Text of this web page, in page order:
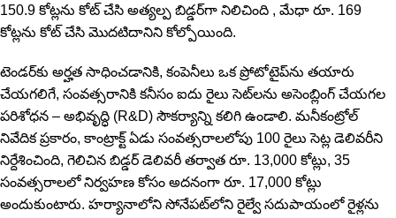
150.9 కోట్లను కోట్ చేసి అత్యల్ప బిడ్డర్‌గా నిలిచింది , మేధా రూ. 169
కోట్లను కోట్ చేసి మొదటిదానిని కోల్పోయింది.
టెండర్‌కు అర్హత సాధించడానికి, కంపెనీలు ఒక ప్రోటోటైప్‌ను తయారు
చేయగలిగే, సంవత్సరానికి కనీసం ఐదు రైలు సెట్‌లను అసెంబ్లింగ్ చేయగల
పరిశోధన – అభివృద్ధి (R&D) సౌకర్యాన్ని కలిగి ఉండాలి. మనీకంట్రోల్
నివేదిక ప్రకారం, కాంట్రాక్ట్ ఏడు సంవత్సరాలలోపు 100 రైలు సెట్ల డెలివరీని
నిర్దేశించింది, గెలిచిన బిడ్డర్ డెలివరీ తర్వాత రూ. 13,000 కోట్లు, 35
సంవత్సరాలలో నిర్వహణ కోసం అదనంగా రూ. 17,000 కోట్లు
అందుకుంటారు. హర్యానాలోని సోనేపట్‌లోని రైల్వే సదుపాయంలో రైళ్లను